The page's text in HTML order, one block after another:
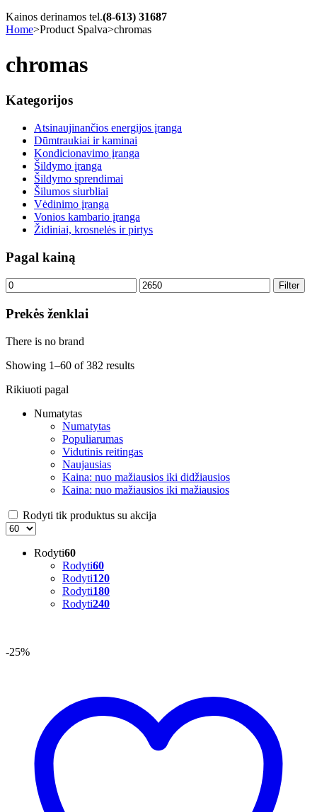
Kainos derinamos tel.(8-613) 31687
Home>Product Spalva>chromas
chromas
Kategorijos
Atsinaujinančios energijos įranga
Dūmtraukiai ir kaminai
Kondicionavimo įranga
Šildymo įranga
Šildymo sprendimai
Šilumos siurbliai
Vėdinimo įranga
Vonios kambario įranga
Židiniai, krosnelės ir pirtys
Pagal kainą
Min
price
Max
price
Filter
Prekės ženklai
There is no brand
Showing 1–60 of 382 results
Rikiuoti pagal
Numatytas
Numatytas
Populiarumas
Vidutinis reitingas
Naujausias
Kaina: nuo mažiausios iki didžiausios
Kaina: nuo mažiausios iki mažiausios
Rodyti tik produktus su akcija
Rodyti60
Rodyti60
Rodyti120
Rodyti180
Rodyti240
-25%